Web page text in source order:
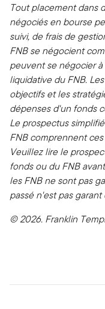
Tout placement dans
négociés en bourse
suivi, de frais de
FNB se négocient
peuvent se négocier
liquidative du FNB.
objectifs et les
dépenses d'un fonds
Le prospectus
FNB comprennent
Veuillez lire le
fonds ou du FNB
les FNB ne sont pas
passé n'est pas
© 2026. Franklin